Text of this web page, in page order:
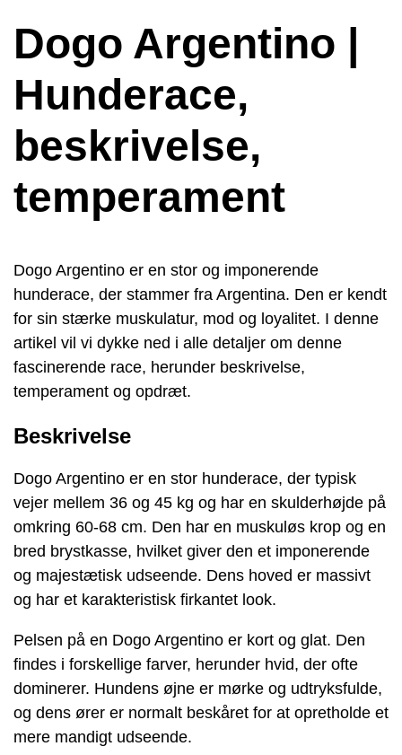
Dogo Argentino |
Hunderace,
beskrivelse,
temperament
Dogo Argentino er en stor og imponerende
hunderace, der stammer fra Argentina. Den er kendt
for sin stærke muskulatur, mod og loyalitet. I denne
artikel vil vi dykke ned i alle detaljer om denne
fascinerende race, herunder beskrivelse,
temperament og opdræt.
Beskrivelse
Dogo Argentino er en stor hunderace, der typisk
vejer mellem 36 og 45 kg og har en skulderhøjde på
omkring 60-68 cm. Den har en muskuløs krop og en
bred brystkasse, hvilket giver den et imponerende
og majestætisk udseende. Dens hoved er massivt
og har et karakteristisk firkantet look.
Pelsen på en Dogo Argentino er kort og glat. Den
findes i forskellige farver, herunder hvid, der ofte
dominerer. Hundens øjne er mørke og udtryksfulde,
og dens ører er normalt beskåret for at opretholde et
mere mandigt udseende.